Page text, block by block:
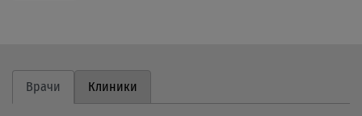
Врачи Клиники